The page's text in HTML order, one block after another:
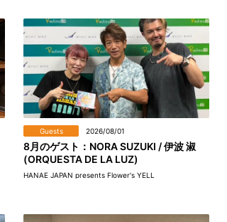
Guests 2026/08/01
8月のゲスト：NORA SUZUKI / 伊波 淑
(ORQUESTA DE LA LUZ)
HANAE JAPAN presents Flower's YELL